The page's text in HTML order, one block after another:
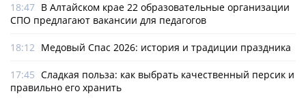
18:47 В Алтайском крае 22 образовательные организации
СПО предлагают вакансии для педагогов
18:12 Медовый Спас 2026: история и традиции праздника
17:45 Сладкая польза: как выбрать качественный персик и
правильно его хранить